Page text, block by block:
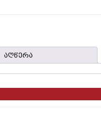
აღწერა